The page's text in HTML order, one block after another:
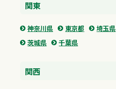
関東
神奈川県 東京都 埼玉県
茨城県
千葉県
関西